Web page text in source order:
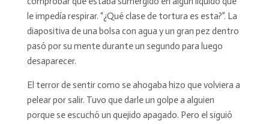
le impedía respirar. “¿Qué clase de tortura es esta?”. La
diapositiva de una bolsa con agua y un gran pez dentro
pasó por su mente durante un segundo para luego
desaparecer.
El terror de sentir como se ahogaba hizo que volviera a
pelear por salir. Tuvo que darle un golpe a alguien
porque se escuchó un quejido apagado. Pero el siguió